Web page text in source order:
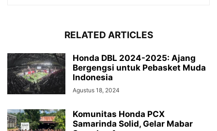
RELATED ARTICLES
Honda DBL 2024-2025: Ajang
Bergengsi untuk Pebasket Muda
Indonesia
Agustus 18, 2024
Komunitas Honda PCX
Samarinda Solid, Gelar Mabar